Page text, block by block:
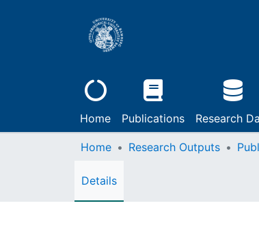
Home Publications Research
Home Research Outputs
Details